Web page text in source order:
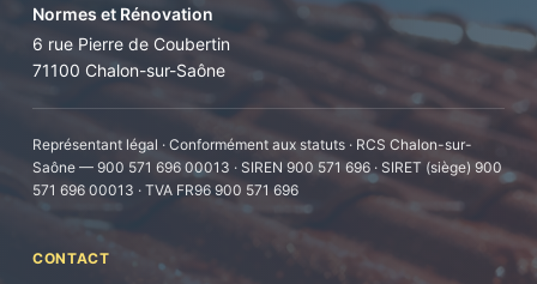
Normes et Rénovation
6 rue Pierre de Coubertin
71100 Chalon-sur-Saône
Représentant légal · Conformément aux statuts · RCS Chalon-sur-
Saône — 900 571 696 00013 · SIREN 900 571 696 · SIRET (siège) 900
571 696 00013 · TVA FR96 900 571 696
CONTACT